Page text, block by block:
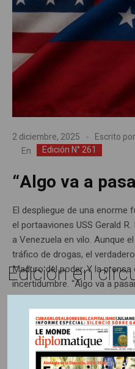
2 diciembre, 2025 Escrito
En Edición N° 261
“Algo va a
El despliegue de una enorme
el portaaviones USS Gerald
a Venezuela en vilo. Aunque
tráfico de drogas, el
Maduro del poder. Y la
incertidumbre. “Algo va a
Edición en